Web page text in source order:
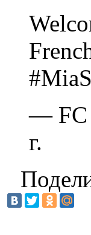
— FC
г.